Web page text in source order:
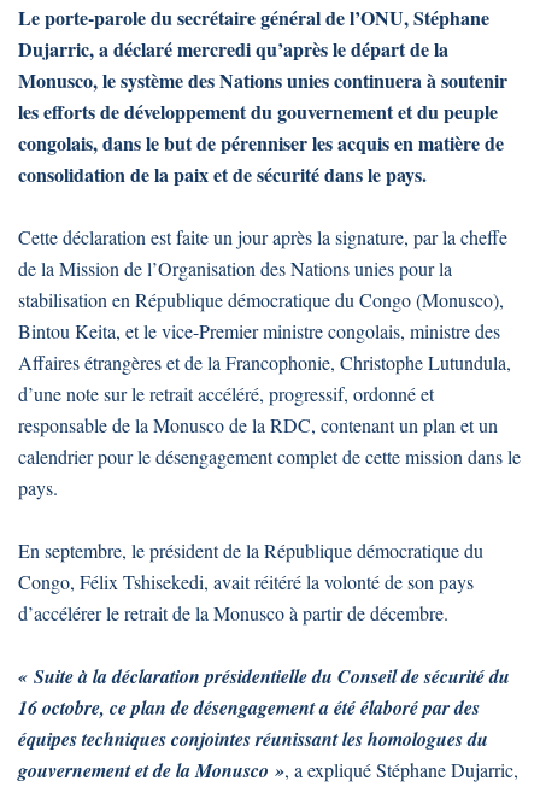
Le porte-parole du secrétaire général de l’ONU, Stéphane
Dujarric, a déclaré mercredi qu’après le départ de la
Monusco, le système des Nations unies continuera à soutenir
les efforts de développement du gouvernement et du peuple
congolais, dans le but de pérenniser les acquis en matière de
consolidation de la paix et de sécurité dans le pays.
Cette déclaration est faite un jour après la signature, par la cheffe
de la Mission de l’Organisation des Nations unies pour la
stabilisation en République démocratique du Congo (Monusco),
Bintou Keita, et le vice-Premier ministre congolais, ministre des
Affaires étrangères et de la Francophonie, Christophe Lutundula,
d’une note sur le retrait accéléré, progressif, ordonné et
responsable de la Monusco de la RDC, contenant un plan et un
calendrier pour le désengagement complet de cette mission dans le
pays.
En septembre, le président de la République démocratique du
Congo, Félix Tshisekedi, avait réitéré la volonté de son pays
d’accélérer le retrait de la Monusco à partir de décembre.
« Suite à la déclaration présidentielle du Conseil de sécurité du
16 octobre, ce plan de désengagement a été élaboré par des
équipes techniques conjointes réunissant les homologues du
gouvernement et de la Monusco », a expliqué Stéphane Dujarric,